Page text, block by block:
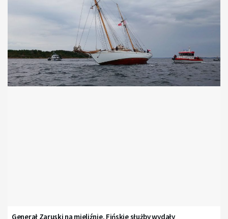
Generał Zaruski na mieliźnie. Fińskie służby wydały